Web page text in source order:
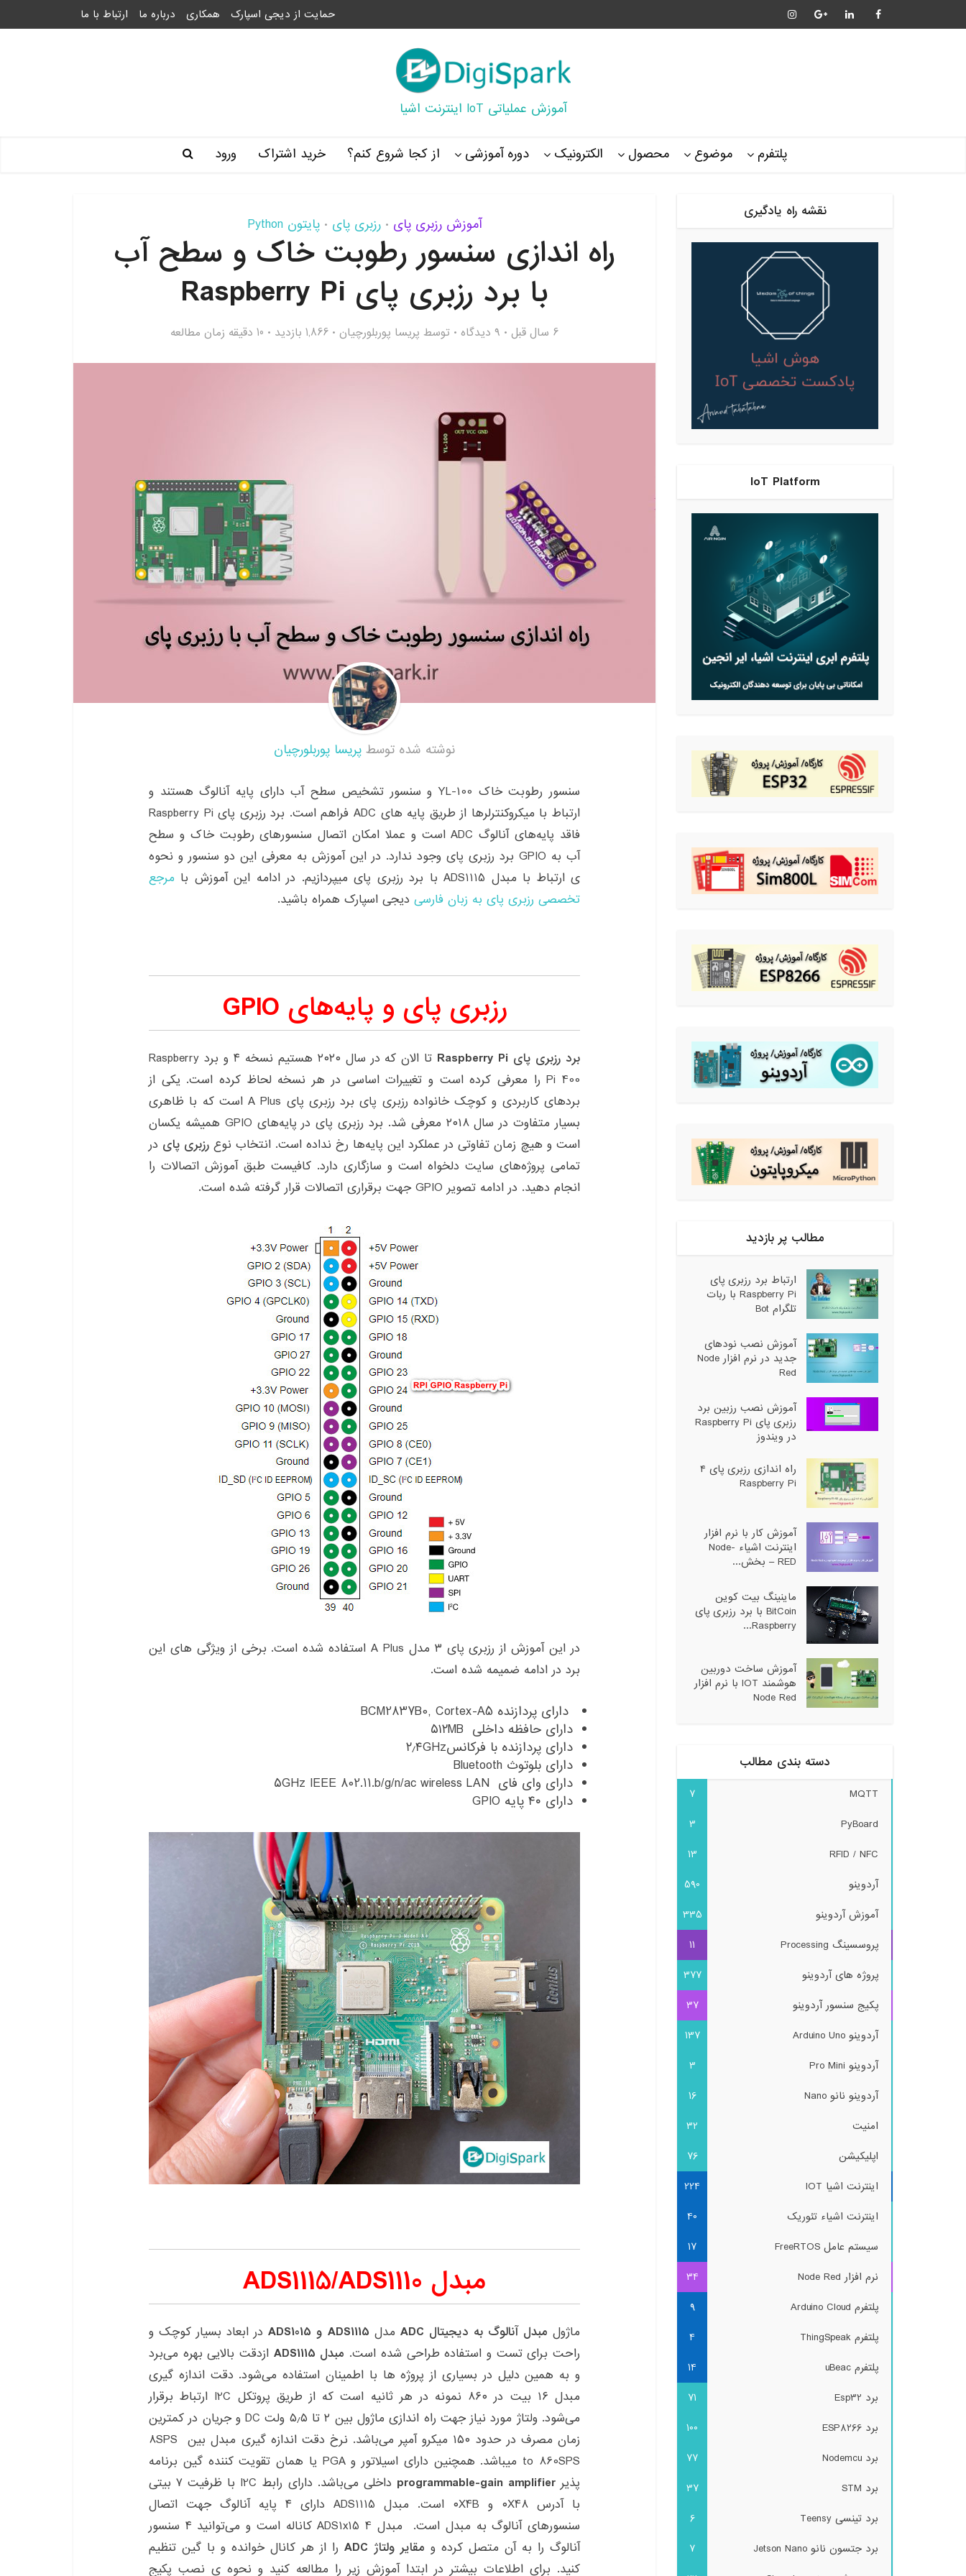
حمایت از دیجی اسپارک همکاری درباره ما ارتباط با ما
آموزش عملیاتی IoT اینترنت اشیا
پلتفرم موضوع محصول الکترونیک دوره آموزشی از کجا شروع کنم؟ خرید اشتراک ورود
آموزش رزبری پای • رزبری پای • پایتون Python
راه اندازی سنسور رطوبت خاک و سطح آب
با برد رزبری پای Raspberry Pi
6 سال قبل ۹ دیدگاه توسط پریسا پوربلورچیان 1,866 بازدید 10 دقیقه زمان مطالعه
نوشته شده توسط پریسا پوربلورچیان
سنسور رطوبت خاک YL-100 و سنسور تشخیص سطح آب دارای پایه آنالوگ هستند و
ارتباط با میکروکنترلرها از طریق پایه های ADC فراهم است. برد رزبری پای Raspberry Pi
فاقد پایه‌های آنالوگ ADC است و عملا امکان اتصال سنسورهای رطوبت خاک و سطح
آب به GPIO برد رزبری پای وجود ندارد. در این آموزش به معرفی این دو سنسور و نحوه
ی ارتباط با مبدل ADS1115 با برد رزبری پای میپردازیم. در ادامه این آموزش با
مرجع
تخصصی رزبری پای به زبان فارسی دیجی اسپارک همراه باشید.
رزبری پای و پایه‌های GPIO
برد رزبری پای Raspberry Pi
تا الان که در سال ۲۰۲۰ هستیم نسخه ۴ و برد Raspberry
Pi 400 را معرفی کرده است و تغییرات اساسی در هر نسخه لحاظ کرده است. یکی از
بردهای کاربردی و کوچک خانواده رزبری پای برد رزبری پای A Plus است که با ظاهری
بسیار متفاوت در سال ۲۰۱۸ معرفی شد. برد رزبری پای در پایه‌های GPIO همیشه یکسان
است و هیچ زمان تفاوتی در عملکرد این پایه‌ها رخ نداده است. انتخاب نوع رزبری پای در
تمامی پروژه‌های سایت دلخواه است و سازگاری دارد. کافیست طبق آموزش اتصالات را
انجام دهید. در ادامه تصویر GPIO جهت برقراری اتصالات قرار گرفته شده است.
در این آموزش از رزبری پای ۳ مدل A Plus استفاده شده است. برخی از ویژگی های این
برد در ادامه ضمیمه شده است.
دارای پردازنده BCM2837B0, Cortex-A5
دارای حافظه داخلی ۵۱۲MB
دارای پردازنده با فرکانس۲٫۴GHz
دارای بلوتوث Bluetooth
دارای وای فای ۵GHz IEEE 802.11.b/g/n/ac wireless LAN
دارای ۴۰ پایه GPIO
مبدل ADS1115/ADS1110
ماژول مبدل آنالوگ به دیجیتال ADC مدل ADS1115 و ADS1015
در ابعاد بسیار کوچک و
راحت برای تست و استفاده طراحی شده است. مبدل ADS1115
ازدقت بالایی بهره می‌برد
و به همین دلیل در بسیاری از پروژه ها با اطمینان استفاده می‌شود. دقت اندازه گیری
مبدل ۱۶ بیت در ۸۶۰ نمونه در هر ثانیه است که از طریق پروتکل I2C ارتباط برقرار
می‌شود. ولتاژ مورد نیاز جهت راه اندازی ماژول بین ۲ تا ۵٫۵ ولت DC و جریان در کمترین
زمان مصرف در حدود ۱۵۰ میکرو آمپر می‌باشد. نرخ دقت اندازه گیری مبدل بین ۸SPS
to 860SPS میباشد. همچنین دارای اسیلاتور و PGA یا همان تقویت کننده گین برنامه
پذیرprogrammable-gain amplifier
داخلی می‌باشد. دارای رابط I2C با ظرفیت ۷ بیتی
با آدرس ۰X48 و ۰X4B است. مبدل ADS1115 دارای ۴ پایه آنالوگ جهت اتصال
سنسورهای آنالوگ به مبدل است. مبدل ADS1x15 4 کاناله است و می‌توانید ۴ سنسور
آنالوگ را به آن متصل کرده و مقایر ولتاژ ADC
را از هر کانال خوانده و با گین تنظیم
کنید. برای اطلاعات بیشتر در ابتدا آموزش زیر را مطالعه کنید و نحوه ی نصب پکیج
نقشه راه یادگیری
IoT Platform
مطالب پر بازدید
ارتباط برد رزبری پای
Raspberry Pi با ربات
تلگرام Bot
آموزش نصب نودهای
جدید در نرم افزار Node
Red
آموزش نصب رزبین برد
رزبری پای Raspberry Pi
در ویندوز
راه اندازی رزبری پای ۴
Raspberry Pi
آموزش کار با نرم افزار
اینترنت اشیاء Node-
RED – بخش...
ماینینگ بیت کوین
BitCoin با برد رزبری پای
Raspberry...
آموزش ساخت دوربین
هوشمند IOT با نرم افزار
Node Red
دسته بندی مطالب
MQTT
7
PyBoard
3
RFID / NFC
13
آردوینو
590
آموزش آردوینو
335
پروسسینگ Processing
11
پروژه های آردوینو
377
پکیج سنسور آردوینو
37
آردوینو Arduino Uno
137
آردوینو Pro Mini
3
آردوینو نانو Nano
16
امنیت
32
اپلیکیشن
76
اینترنت اشیا IOT
224
اینترنت اشیاء تئوریک
40
سیستم عامل FreeRTOS
17
نرم افزار Node Red
34
پلتفرم Arduino Cloud
9
پلتفرم ThingSpeak
4
پلتفرم uBeac
14
برد Esp32
71
برد ESP8266
100
برد Nodemcu
77
برد STM
37
برد تینسی Teensy
6
برد جتسون نانو Jetson Nano
7